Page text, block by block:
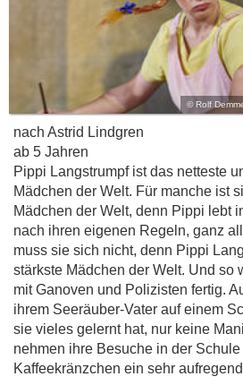
© Rolf
nach Astrid Lindgren
ab 5 Jahren
Pippi Langstrumpf ist das netteste
Mädchen der Welt. Für manche ist
Mädchen der Welt, denn Pippi lebt
nach ihren eigenen Regeln, ganz
muss sie sich nicht, denn Pippi
stärkste Mädchen der Welt. Und so
mit Ganoven und Polizisten fertig.
ihrem Seeräuber-Vater auf einem
sie vieles gelernt hat, nur keine
nehmen ihre Besuche in der
Kaffeekränzchen ein sehr